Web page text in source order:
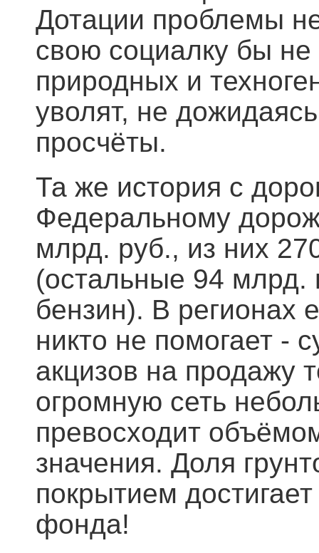
Дотации проблемы
свою социалку бы
природных и
уволят, не
просчёты.
Та же история с
Федеральному
млрд. руб., из них
(остальные 94
бензин). В регионах
никто не помогает -
акцизов на продажу
огромную сеть
превосходит
значения. Доля
покрытием
фонда!